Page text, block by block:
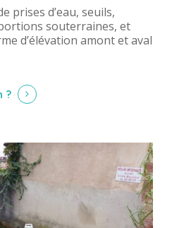
prises d’eau, seuils,
souterraines, et
d’élévation amont et aval
?